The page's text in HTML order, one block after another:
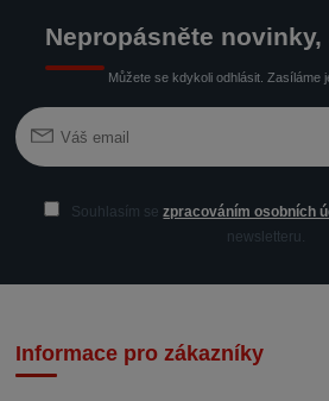
Nepropásněte
Můžete se kdykoli odhlásit. Zasíláme
Souhlasím sezpracováním osobních
newsletteru.
Informace pro zákazníky